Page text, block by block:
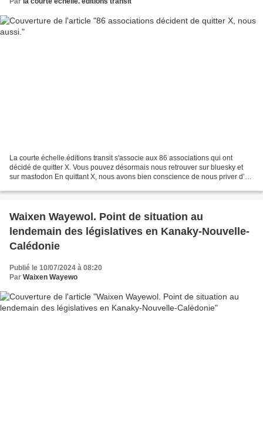
La courte échelle.éditions transit s'associe aux 86 associations qui ont
décidé de quitter X. Vous pouvez désormais nous retrouver sur bluesky et
sur mastodon En quittant X, nous avons bien conscience de nous priver d’un
Waixen Wayewol. Point de situation au
lendemain des législatives en Kanaky-Nouvelle-
Calédonie
Publié le 10/07/2024 à 08:20
Par Waixen Wayewo